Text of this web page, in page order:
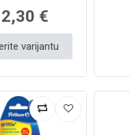
2,30 €
varijantu